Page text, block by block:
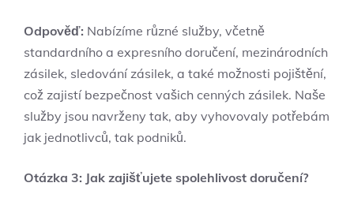
Odpověď: Nabízíme různé ⁤služby, včetně
standardního a expresního doručení, mezinárodních
zásilek, sledování zásilek, a také možnosti‍ pojištění,
‌což zajistí bezpečnost vašich cenných zásilek. Naše
služby jsou navrženy tak, aby vyhovovaly potřebám
jak ⁢jednotlivců, tak podniků.
Otázka 3: ⁢Jak zajišťujete spolehlivost doručení?